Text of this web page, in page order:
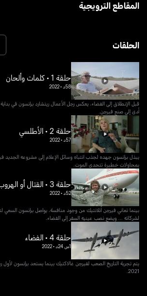
المقاطع الترويجية
الحلقات
حلقة 1 • كلمات وألحان
58د •
2022
قبل الإنطلاق إلى الفضاء، يعكس رجل الأعمال ريتشارد برانسون في بداية
أدى إلى صنع فيرجن.
حلقة 2 • الأطلسي
57د •
2022
يبذل برانسون جهده لجذب انتباه وسائل الإعلام إلى مشروعه الجديد
بمحاولات خطيرة تتحدى الموت.
حلقة 3 • القتال أو الهروب
52د •
2022
بينما تعاني فيرجن أتلانتيك من وجود منافسة، يواصل برانسون السعي
لشركاته ... ويضع نصب عينيه السفر إلى الفضاء.
حلقة 4 • الفضاء
1س 24د •
2022
يتم تجربة التاريخ الصعب لفيرجن غالاكتيك بينما يستعد برانسون لأول
2021.